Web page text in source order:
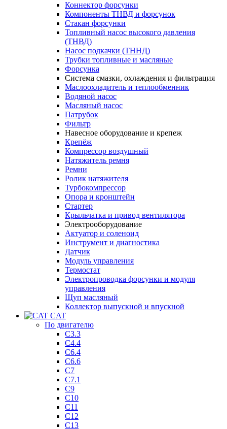
Коннектор форсунки
Компоненты ТНВД и форсунок
Стакан форсунки
Топливный насос высокого давления
(ТНВД)
Насос подкачки (ТННД)
Трубки топливные и масляные
Форсунка
Система смазки, охлаждения и фильтрация
Маслоохладитель и теплообменник
Водяной насос
Масляный насос
Патрубок
Фильтр
Навесное оборудование и крепеж
Крепёж
Компрессор воздушный
Натяжитель ремня
Ремни
Ролик натяжителя
Турбокомпрессор
Опора и кронштейн
Стартер
Крыльчатка и привод вентилятора
Электрооборудование
Актуатор и соленоид
Инструмент и диагностика
Датчик
Модуль управления
Термостат
Электропроводка форсунки и модуля
управления
Щуп масляный
Коллектор выпускной и впускной
CAT
По двигателю
C3.3
C4.4
C6.4
C6.6
C7
C7.1
C9
C10
C11
C12
C13